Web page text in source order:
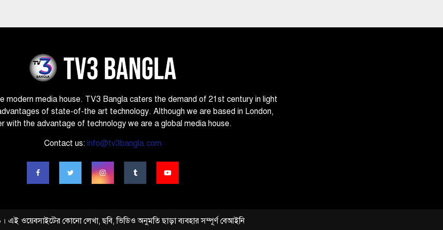
modern media house. TV3 Bangla caters the demand of 21st century in light
of state-of-the art technology. Although we are based in London,
with the advantage of technology we are a global media house.
Contact us: info@tv3bangla.com
এই ওয়েবসাইটের কোনো লেখা, ছবি, ভিডিও অনুমতি ছাড়া ব্যবহার সম্পূর্ণ বেআইনি